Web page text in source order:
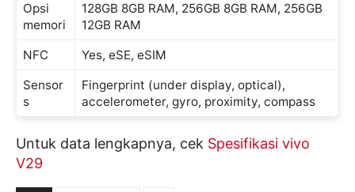
Opsi
memori
128GB 8GB RAM, 256GB 8GB RAM, 256GB
12GB RAM
NFC
Yes, eSE, eSIM
Sensor
s
Fingerprint (under display, optical),
accelerometer, gyro, proximity, compass
Untuk data lengkapnya, cek Spesifikasi vivo
V29